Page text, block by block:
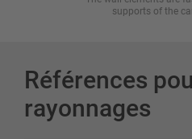
supports of the
Références
rayonnages